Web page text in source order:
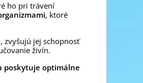
ho pri trávení
, ktoré
zvyšujú jej schopnosť
živín.
poskytuje optimálne